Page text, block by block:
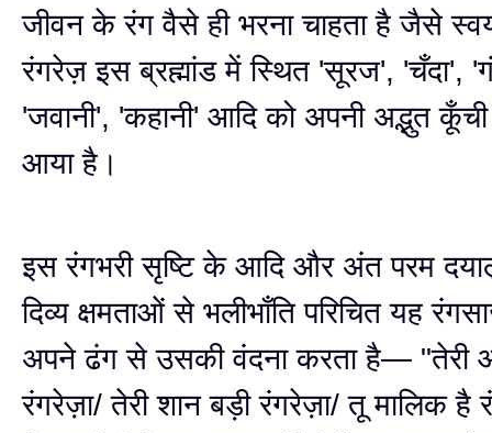
जीवन के रंग वैसे ही भरना चाहता है जैसे स्वयं
रंगरेज़ इस ब्रह्मांड में स्थित 'सूरज', 'चँदा',
'जवानी', 'कहानी' आदि को अपनी अद्भुत
आया है।
इस रंगभरी सृष्टि के आदि और अंत परम
दिव्य क्षमताओं से भलीभाँति परिचित यह
अपने ढंग से उसकी वंदना करता है— "तेरी
रंगरेज़ा/ तेरी शान बड़ी रंगरेज़ा/ तू मालिक है